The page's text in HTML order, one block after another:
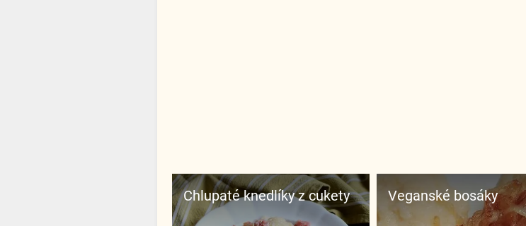
Chlupaté knedlíky z cukety Veganské bosáky